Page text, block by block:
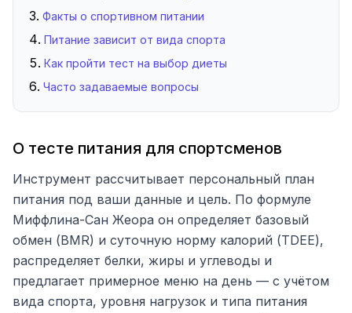
Факты о спортивном питании
Питание зависит от вида спорта
Как пройти тест на выбор диеты
Часто задаваемые вопросы
О тесте питания для спортсменов
Инструмент рассчитывает персональный план
питания под ваши данные и цель. По формуле
Миффлина-Сан Жеора он определяет базовый
обмен (BMR) и суточную норму калорий (TDEE),
распределяет белки, жиры и углеводы и
предлагает примерное меню на день — с учётом
вида спорта, уровня нагрузок и типа питания